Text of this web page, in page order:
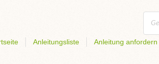
Anleitungsliste Anleitung anfordern